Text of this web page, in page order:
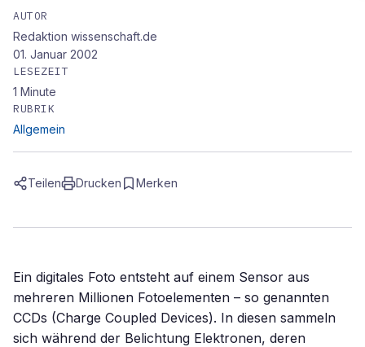
So kommt Farbe ins Digitale Bild
AUTOR
Redaktion wissenschaft.de
01. Januar 2002
LESEZEIT
1 Minute
RUBRIK
Allgemein
Teilen Drucken Merken
Ein digitales Foto entsteht auf einem Sensor aus
mehreren Millionen Fotoelementen – so genannten
CCDs (Charge Coupled Devices). In diesen sammeln
sich während der Belichtung Elektronen, deren